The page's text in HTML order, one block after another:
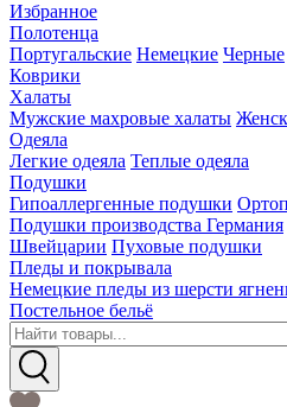
Избранное
Полотенца
Португальские Немецкие Черные
Коврики
Халаты
Мужские махровые халаты
Одеяла
Легкие одеяла Теплые одеяла
Подушки
Гипоаллергенные подушки
Подушки производства Германия
Швейцарии Пуховые подушки
Пледы и покрывала
Немецкие пледы из шерсти
Постельное бельё